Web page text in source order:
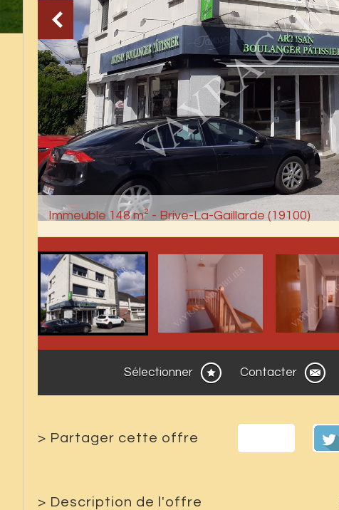
Immeuble 148 m² - Brive-La-Gaillarde (19100)
Sélectionner Contacter
> Partager cette offre
> Description de l'offre